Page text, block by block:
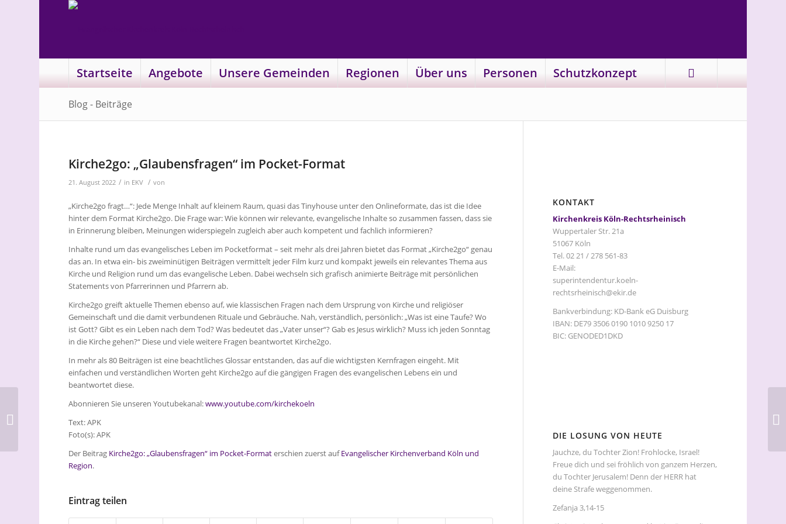
Startseite Angebote Unsere Gemeinden Regionen Über uns Personen Schutzkonzept
Blog - Beiträge
Kirche2go: „Glaubensfragen“ im Pocket-Format
21. August 2022 / in EKV / von
„Kirche2go fragt…“: Jede Menge Inhalt auf kleinem Raum, quasi das Tinyhouse unter den Onlineformate, das ist die Idee
hinter dem Format Kirche2go. Die Frage war: Wie können wir relevante, evangelische Inhalte so zusammen fassen, dass sie
in Erinnerung bleiben, Meinungen widerspiegeln zugleich aber auch kompetent und fachlich informieren?
Inhalte rund um das evangelisches Leben im Pocketformat – seit mehr als drei Jahren bietet das Format „Kirche2go“ genau
das an. In etwa ein- bis zweiminütigen Beiträgen vermittelt jeder Film kurz und kompakt jeweils ein relevantes Thema aus
Kirche und Religion rund um das evangelische Leben. Dabei wechseln sich grafisch animierte Beiträge mit persönlichen
Statements von Pfarrerinnen und Pfarrern ab.
Kirche2go greift aktuelle Themen ebenso auf, wie klassischen Fragen nach dem Ursprung von Kirche und religiöser
Gemeinschaft und die damit verbundenen Rituale und Gebräuche. Nah, verständlich, persönlich: „Was ist eine Taufe? Wo
ist Gott? Gibt es ein Leben nach dem Tod? Was bedeutet das „Vater unser“? Gab es Jesus wirklich? Muss ich jeden Sonntag
in die Kirche gehen?“ Diese und viele weitere Fragen beantwortet Kirche2go.
In mehr als 80 Beiträgen ist eine beachtliches Glossar entstanden, das auf die wichtigsten Kernfragen eingeht. Mit
einfachen und verständlichen Worten geht Kirche2go auf die gängigen Fragen des evangelischen Lebens ein und
beantwortet diese.
Abonnieren Sie unseren Youtubekanal:www.youtube.com/kirchekoeln
Text: APK
Foto(s): APK
Der Beitrag Kirche2go: „Glaubensfragen“ im Pocket-Formaterschien zuerst aufEvangelischer Kirchenverband Köln und
Region.
Eintrag teilen
KONTAKT
Kirchenkreis Köln-Rechtsrheinisch
Wuppertaler Str. 21a
51067 Köln
Tel. 02 21 / 278 561-83
E-Mail:
superintendentur.koeln-
rechtsrheinisch@ekir.de
Bankverbindung: KD-Bank eG Duisburg
IBAN: DE79 3506 0190 1010 9250 17
BIC: GENODED1DKD
DIE LOSUNG VON HEUTE
Jauchze, du Tochter Zion! Frohlocke, Israel!
Freue dich und sei fröhlich von ganzem Herzen,
du Tochter Jerusalem! Denn der HERR hat
deine Strafe weggenommen.
Zefanja 3,14-15
Geschäfts- und
ASG: Vertrauen in die